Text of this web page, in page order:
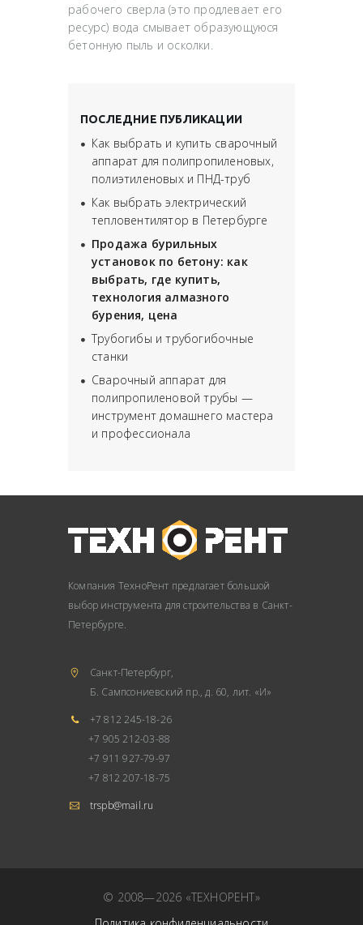
рабочего сверла (это продлевает его
ресурс) вода смывает образующуюся
бетонную пыль и осколки.
ПОСЛЕДНИЕ ПУБЛИКАЦИИ
Как выбрать и купить сварочный
аппарат для полипропиленовых,
полиэтиленовых и ПНД-труб
Как выбрать электрический
тепловентилятор в Петербурге
Продажа бурильных
установок по бетону: как
выбрать, где купить,
технология алмазного
бурения, цена
Трубогибы и трубогибочные
станки
Сварочный аппарат для
полипропиленовой трубы —
инструмент домашнего мастера
и профессионала
Компания ТехноРент предлагает большой
выбор инструмента для строительства в Санкт-
Петербурге.
Санкт-Петербург,
Б. Сампсониевский пр., д. 60, лит. «И»
+7 812 245-18-26
+7 905 212-03-88
+7 911 927-79-97
+7 812 207-18-75
trspb@mail.ru
© 2008—2026 «ТЕХНОРЕНТ»